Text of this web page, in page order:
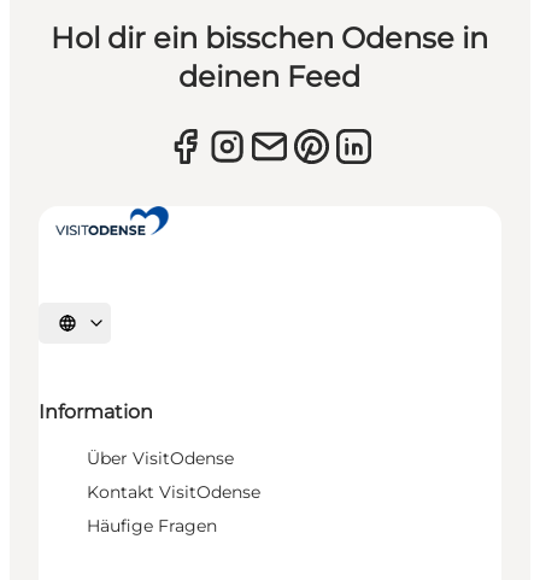
Hol dir ein bisschen Odense in
deinen Feed
Sprache auswählen
Information
Über VisitOdense
Kontakt VisitOdense
Häufige Fragen